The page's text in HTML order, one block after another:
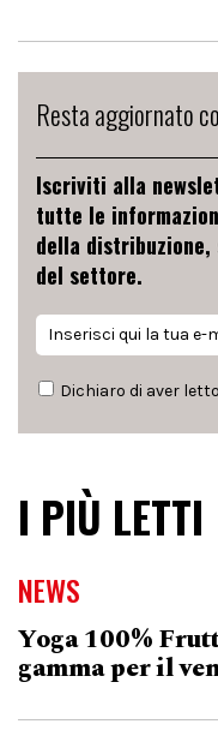
Resta aggiornato
Iscriviti alla
tutte le
della
del settore.
Dichiaro di aver
I PIÙ LETTI
NEWS
Yoga 100%
gamma per il